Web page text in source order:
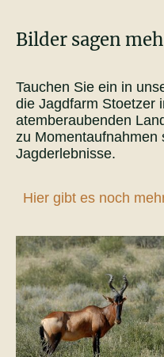
Bilder sagen
Tauchen Sie ein in
die Jagdfarm Stoetzer
atemberaubenden
zu Momentaufnahmen
Jagderlebnisse.
Hier gibt es noch